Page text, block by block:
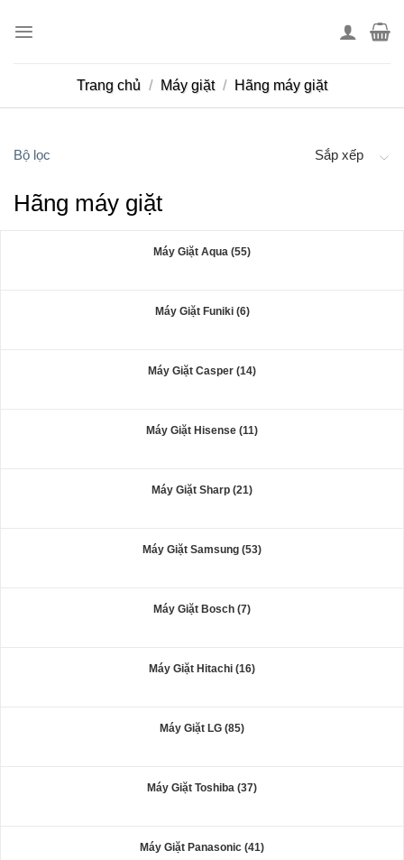
Trang chủ / Máy giặt / Hãng máy giặt
Bộ lọc Sắp xếp
Hãng máy giặt
Máy Giặt Aqua (55)
Máy Giặt Funiki (6)
Máy Giặt Casper (14)
Máy Giặt Hisense (11)
Máy Giặt Sharp (21)
Máy Giặt Samsung (53)
Máy Giặt Bosch (7)
Máy Giặt Hitachi (16)
Máy Giặt LG (85)
Máy Giặt Toshiba (37)
Máy Giặt Panasonic (41)